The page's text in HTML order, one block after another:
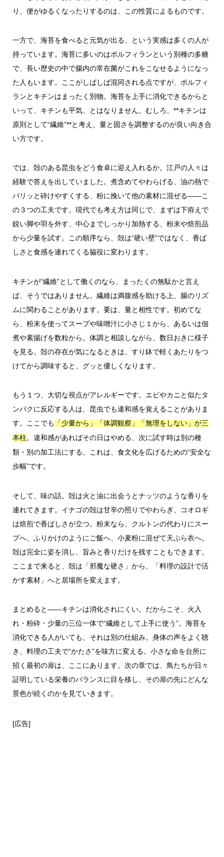
り、便がゆるくなったりするのは、この性質によるものです。
一方で、海苔を食べると元気が出る、という実感は多くの人が
持っています。海苔に多いのはポルフィランという別種の多糖
で、長い歴史の中で腸内の常在菌がこれをこなせるようになっ
た人もいます。ここがしばしば混同される点ですが、ポルフィ
ランとキチンはまったく別物。海苔を上手に消化できるからと
いって、キチンも平気、とはなりません。むしろ、**キチンは
原則として“繊維”**と考え、量と固さを調整するのが良い向き合
い方です。
では、殻のある昆虫をどう食卓に迎え入れるか。江戸の人々は
経験で答えを出していました。煮含めてやわらげる、油の熱で
パリッと砕けやすくする、粉に挽いて他の素材に混ぜる――こ
の３つの工夫です。現代でも考え方は同じで、まずは下拵えで
鋭い脚や羽を外す、中心までしっかり加熱する、粉末や焙煎品
から少量を試す。この順序なら、殻は“硬い壁”ではなく、香ば
しさと食感を連れてくる脇役に変わります。
キチンが“繊維”として働くのなら、まったくの無駄かと言え
ば、そうではありません。繊維は満腹感を助ける上、腸のリズ
ムに関わることがあります。要は、量と相性です。初めてな
ら、粉末を使ってスープや味噌汁に小さじ１から、あるいは佃
煮や素揚げを数粒から。体調と相談しながら、数日おきに様子
を見る。殻の存在が気になるときは、すり鉢で軽くあたりをつ
けてから調味すると、グッと優しくなります。
もう１つ、大切な視点がアレルギーです。エビやカニと似たタ
ンパクに反応する人は、昆虫でも違和感を覚えることがありま
す。ここでも
「少量から」「体調観察」「無理をしない」が三
本柱 。違和感があればその日はやめる、次に試す時は別の種
類・別の加工法にする。これは、食文化を広げるための“安全な
歩幅”です。
そして、味の話。殻は火と油に出会うとナッツのような香りを
連れてきます。イナゴの殻は甘辛の照りでやわらぎ、コオロギ
は焙煎で香ばしさが立つ。粉末なら、クルトンの代わりにスー
プへ、ふりかけのようにご飯へ、小麦粉に混ぜて天ぷら衣へ。
殻は完全に姿を消し、旨みと香りだけを残すこともできます。
ここまで来ると、殻は「邪魔な硬さ」から、「料理の設計で活
かす素材」へと居場所を変えます。
まとめると――キチンは消化されにくい。だからこそ、火入
れ・粉砕・少量の三位一体で“繊維として上手に使う”。海苔を
消化できる人がいても、それは別の仕組み。身体の声をよく聴
き、料理の工夫で“かたさ”を味方に変える。小さな命を台所に
招く最初の扉は、ここにあります。次の章では、鳥たちが日々
証明している栄養のバランスに目を移し、その扉の先にどんな
景色が続くのかを見ていきます。
[広告]